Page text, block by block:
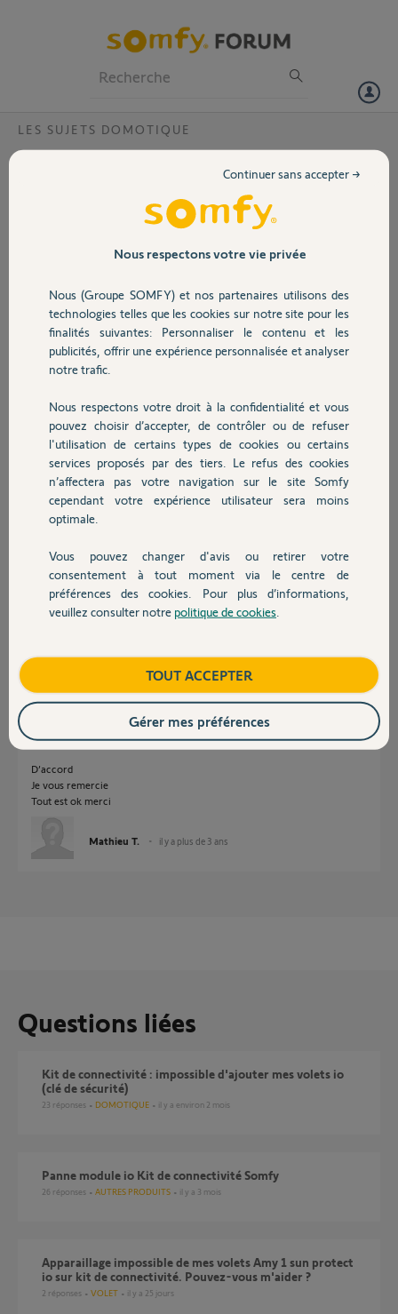
Volet
Sécurité
Domotique
Chauffage
Autres produits
Devis avec un pro
Contact
LES SUJETS DOMOTIQUE
Kit de connectivité ne détecte pas
J’ai acheter un kit de connectivité et il ne trouve pas ma
télécommande io composio
l’application Tahoma recherche la télécommande pendant 10 min
mais sans succès
Avez vous une solutions
Merci.
Merci,
Mathieu T.
il y a plus de 3 ans
Participer au fil de discussion
Réponses
Essayer de faire l'inverse.
envoie de la clef IO depuis le kit de connectivité et une impulsion sur le
D’accord
Je vous remercie
Tout est ok merci
Mathieu T. il y a plus de 3 ans
Questions liées
Kit de connectivité : impossible d'ajouter mes volets io
(clé de sécurité)
23 réponses DOMOTIQUE il y a environ 2 mois
Panne module io Kit de connectivité Somfy
26 réponses AUTRES PRODUITS il y a 3 mois
Apparaillage impossible de mes volets Amy 1 sun protect
io sur kit de connectivité. Pouvez-vous m'aider ?
2 réponses VOLET il y a 25 jours
Nous respectons votre vie privée
Nous (Groupe SOMFY) et nos partenaires utilisons des
technologies telles que les cookies sur notre site pour les
finalités suivantes: Personnaliser le contenu et les
publicités, offrir une expérience personnalisée et analyser
notre trafic.
Nous respectons votre droit à la confidentialité et vous
pouvez choisir d’accepter, de contrôler ou de refuser
l'utilisation de certains types de cookies ou certains
services proposés par des tiers. Le refus des cookies
n’affectera pas votre navigation sur le site Somfy
cependant votre expérience utilisateur sera moins
optimale.
Vous pouvez changer d'avis ou retirer votre
consentement à tout moment via le centre de
préférences des cookies. Pour plus d’informations,
veuillez consulter notre politique de cookies
Continuer sans accepter →
TOUT ACCEPTER
Gérer mes préférences